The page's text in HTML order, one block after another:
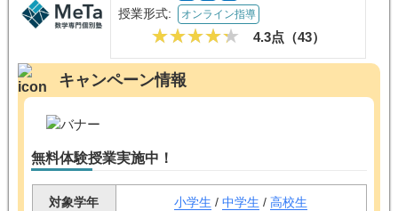
授業形式: オンライン指導
4.3点（43）
キャンペーン情報
無料体験授業実施中！
対象学年 小学生 / 中学生 / 高校生